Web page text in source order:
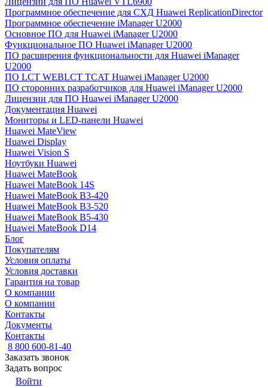
Программное обеспечение для СХД Huawei ReplicationDirector
Программное обеспечение iManager U2000
Основное ПО для Huawei iManager U2000
Функциональное ПО Huawei iManager U2000
ПО расширения функциональности для Huawei iManager
U2000
ПО LCT WEBLCT TCAT Huawei iManager U2000
ПО сторонних разработчиков для Huawei iManager U2000
Лицензии для ПО Huawei iManager U2000
Документация Huawei
Мониторы и LED-панели Huawei
Huawei MateView
Huawei Display
Huawei Vision S
Ноутбуки Huawei
Huawei MateBook
Huawei MateBook 14S
Huawei MateBook B3-420
Huawei MateBook B3-520
Huawei MateBook B5-430
Huawei MateBook D14
Блог
Покупателям
Условия оплаты
Условия доставки
Гарантия на товар
О компании
О компании
Контакты
Документы
Контакты
8 800 600-81-40
Заказать звонок
Задать вопрос
Войти